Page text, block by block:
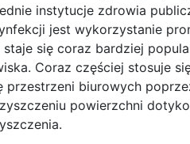
instytucje zdrowia
jest wykorzystanie
się coraz bardziej
Coraz częściej stosuje
biurowych
powierzchni